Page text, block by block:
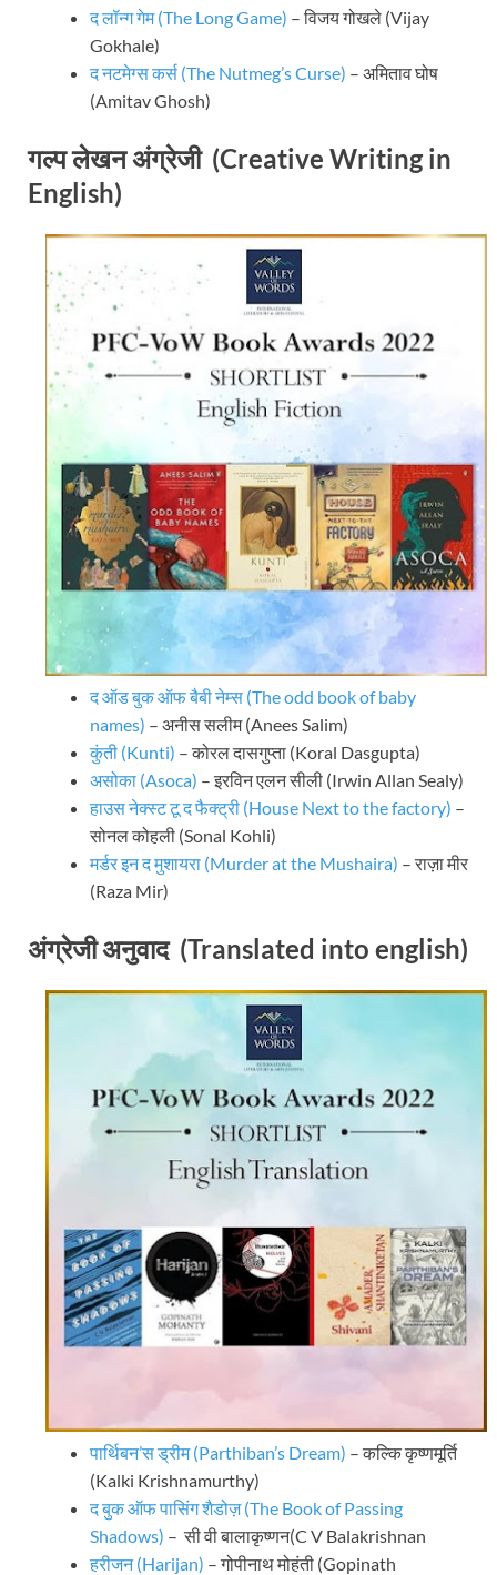
द लॉन्ग गेम (The Long Game) – विजय गोखले (Vijay
Gokhale)
द नटमेग्स कर्स (The Nutmeg’s Curse) – अमिताव घोष
(Amitav Ghosh)
गल्प लेखन अंग्रेजी (Creative Writing in
English)
द ऑड बुक ऑफ बैबी नेम्स (The odd book of baby
names) – अनीस सलीम (Anees Salim)
कुंती (Kunti) – कोरल दासगुप्ता (Koral Dasgupta)
असोका (Asoca) – इरविन एलन सीली (Irwin Allan Sealy)
हाउस नेक्स्ट टू द फैक्ट्री (House Next to the factory) –
सोनल कोहली (Sonal Kohli)
मर्डर इन द मुशायरा (Murder at the Mushaira) – राज़ा मीर
(Raza Mir)
अंग्रेजी अनुवाद (Translated into english)
पार्थिबन’स ड्रीम (Parthiban’s Dream) – कल्कि कृष्णमूर्ति
(Kalki Krishnamurthy)
द बुक ऑफ पासिंग शैडोज़ (The Book of Passing
Shadows) – सी वी बालाकृष्णन(C V Balakrishnan
हरीजन (Harijan) – गोपीनाथ मोहंती (Gopinath